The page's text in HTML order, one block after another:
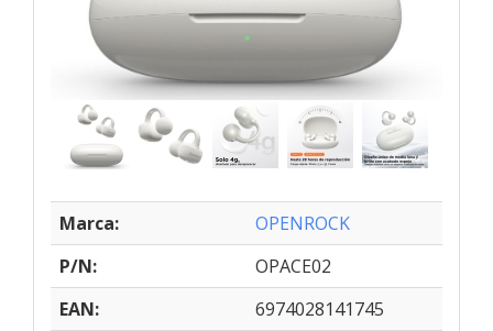
Marca:
OPENROCK
P/N:
OPACE02
EAN:
6974028141745